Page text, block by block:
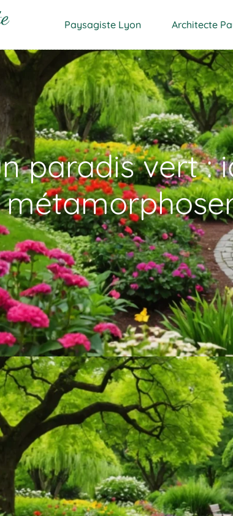
Paysagiste Lyon Architecte
paradis vert :